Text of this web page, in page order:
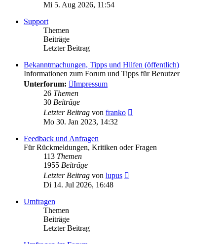
Mi 5. Aug 2026, 11:54
Support
Themen
Beiträge
Letzter Beitrag
Bekanntmachungen, Tipps und Hilfen (öffentlich)
Informationen zum Forum und Tipps für Benutzer
Unterforum:
Impressum
26 Themen
30 Beiträge
Letzter Beitrag von franko
Mo 30. Jan 2023, 14:32
Feedback und Anfragen
Für Rückmeldungen, Kritiken oder Fragen
113 Themen
1955 Beiträge
Letzter Beitrag von lupus
Di 14. Jul 2026, 16:48
Umfragen
Themen
Beiträge
Letzter Beitrag